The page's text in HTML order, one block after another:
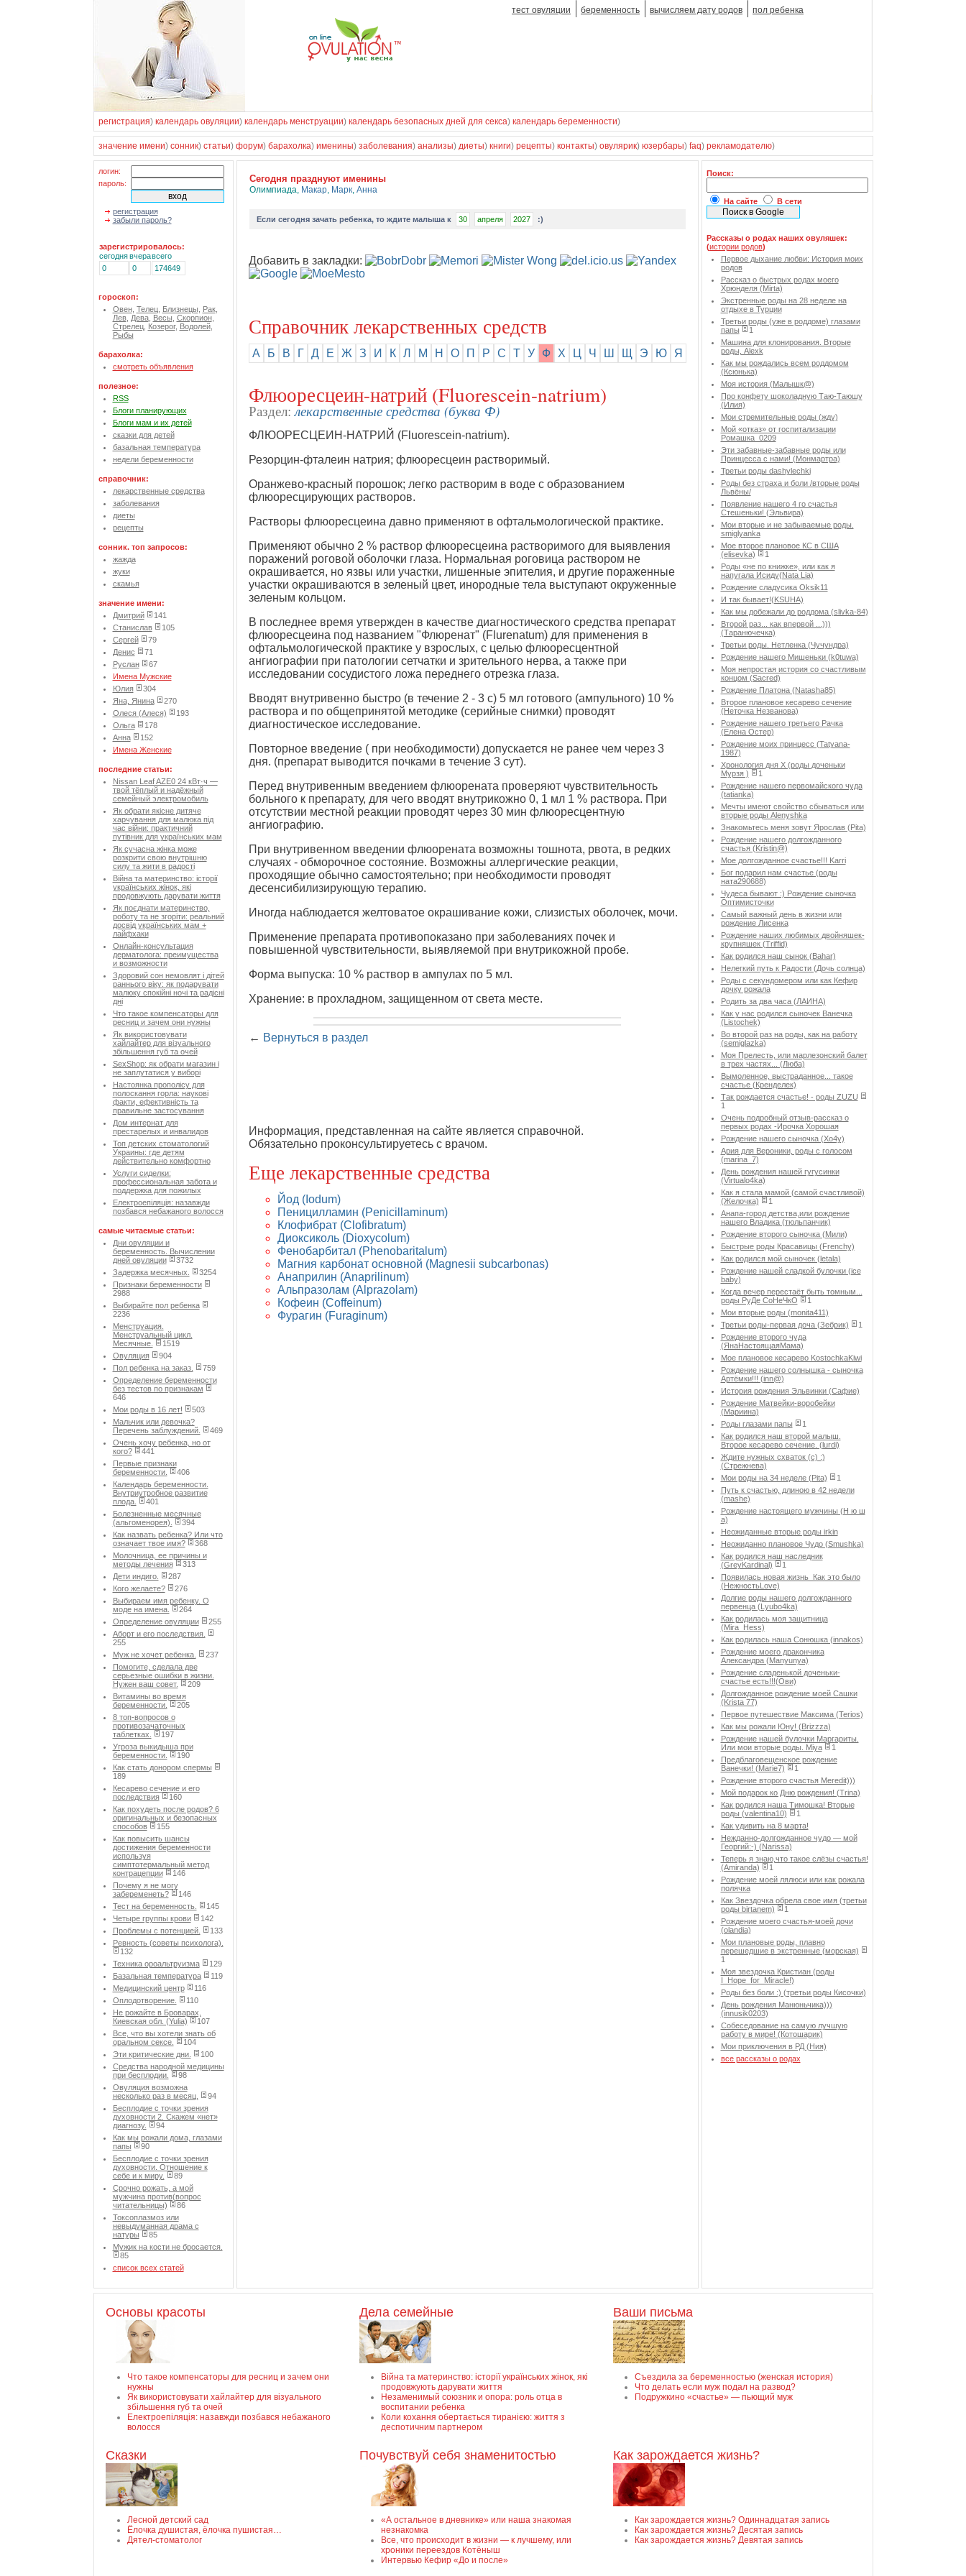
тест овуляции беременность вычисляем дату родов пол ребенка
регистрация) календарь овуляции) календарь менструации) календарь безопасных дней для секса) календарь беременности)
значение имени) сонник) статьи) форум) барахолка) именины) заболевания) анализы) диеты) книги) рецепты) контакты) овулярик) юзербары) faq) рекламодателю)
логин:
пароль:
регистрация
забыли пароль?
зарегистрировалось:
сегодня вчеравсего
0
0 174649
гороскоп:
Овен, Телец, Близнецы Рак,
Лев, Дева, Весы Скорпион,
Стрелец, Козерог, Водолей,
Рыбы
барахолка:
смотреть объявления
полезное:
RSS
Блоги планирующих
Блоги мам и их детей
сказки для детей
базальная температура
недели беременности
справочник:
лекарственные средства
заболевания
диеты
рецепты
сонник. топ запросов:
жажда
жуки
скамья
значение имени:
Дмитрий
141
Станислав
105
Сергей
79
Денис
71
Руслан
67
Имена Мужские
Юлия
304
Яна, Янина
270
Олеся (Алеся)
193
Ольга
178
Анна
152
Имена Женские
последние статьи:
Nissan Leaf AZE0 24 кВт·ч —
твой тёплый и надёжный
семейный электромобиль
Як обрати якісне дитяче
харчування для малюка під
час війни: практичний
путівник для українських мам
Як сучасна жінка може
розкрити свою внутрішню
силу та жити в радості
Війна та материнство: історії
українських жінок, які
продовжують дарувати життя
Як поєднати материнство,
роботу та не згоріти: реальний
досвід українських мам +
лайфхаки
Онлайн-консультация
дерматолога: преимущества
и возможности
Здоровий сон немовлят і дітей
раннього віку: як подарувати
малюку спокійні ночі та радісні
дні
Что такое компенсаторы для
ресниц и зачем они нужны
Як використовувати
хайлайтер для візуального
збільшення губ та очей
SexShop: як обрати магазин і
не заплутатися у виборі
Настоянка прополісу для
полоскання горла: наукові
факти, ефективність та
правильне застосування
Дом интернат для
престарелых и инвалидов
Топ детских стоматологий
Украины: где детям
действительно комфортно
Услуги сиделки:
профессиональная забота и
поддержка для пожилых
Електроепіляція: назавжди
позбався небажаного волосся
самые читаемые статьи:
Дни овуляции и
беременность. Вычислении
дней овуляции
3732
Задержка месячных.
3254
Признаки беременности
2988
Выбирайте пол ребенка
2236
Менструация.
Менструальный цикл.
Месячные.
1519
Овуляция
904
Пол ребенка на заказ.
759
Определение беременности
без тестов по признакам
646
Мои роды в 16 лет!
503
Мальчик или девочка?
Перечень заблуждений.
469
Очень хочу ребенка, но от
кого?
441
Первые признаки
беременности.
406
Календарь беременности.
Внутриутробное развитие
плода.
401
Болезненные месячные
(альгоменорея).
394
Как назвать ребенка? Или что
означает твое имя?
368
Молочница, ее причины и
методы лечения
313
Дети индиго.
287
Кого желаете?
276
Выбираем имя ребенку. О
моде на имена.
264
Определение овуляции
255
Аборт и его последствия.
255
Муж не хочет ребенка.
237
Помогите, сделала две
серьезные ошибки в жизни.
Нужен ваш совет.
209
Витамины во время
беременности.
205
8 топ-вопросов о
противозачаточных
таблетках.
197
Угроза выкидыша при
беременности.
190
Как стать донором спермы
189
Кесарево сечение и его
последствия
160
Как похудеть после родов? 6
оригинальных и безопасных
способов
155
Как повысить шансы
достижения беременности
используя
симптотермальный метод
контрацепции
146
Почему я не могу
забеременеть?
146
Тест на беременность.
145
Четыре группы крови
142
Проблемы с потенцией.
133
Ревность (советы психолога).
132
Техника ороальтруизма
129
Базальная температура
119
Медицинский центр
116
Оплодотворение.
110
Не рожайте в Броварах,
Киевская обл. (Yulia)
107
Все, что вы хотели знать об
оральном сексе.
104
Эти критические дни.
100
Средства народной медицины
при бесплодии.
98
Овуляция возможна
несколько раз в месяц.
94
Бесплодие с точки зрения
духовности 2. Скажем «нет»
диагнозу.
94
Как мы рожали дома, глазами
папы
90
Бесплодие с точки зрения
духовности. Отношение к
себе и к миру.
89
Срочно рожать, а мой
мужчина против(вопрос
читательницы)
86
Токсоплазмоз или
невыдуманная драма с
натуры
85
Мужик на кости не бросается.
85
список всех статей
Cегодня празднуют именины
Олимпиада, Макар, Марк, Анна
Если сегодня зачать ребенка, то ждите малыша к 30 апреля 2027 :)
Добавить в закладки:
Справочник лекарственных средств
А Б В Г Д Е Ж З И К Л М Н О П Р С Т У Ф Х Ц Ч Ш Щ Э Ю Я
Флюоресцеин-натрий (Fluorescein-natrium)
Раздел:лекарственные средства (буква Ф)
ФЛЮОРЕСЦЕИН-НАТРИЙ (Fluorescein-natrium).
Резорцин-фталеин натрия; флюоресцеин растворимый.
Оранжево-красный порошок; легко растворим в воде с образованием
флюоресцирующих растворов.
Растворы флюоресцеина давно применяют в офтальмологической практике.
Применяют обычно 2 % раствор флюоресцеина растворимого для выявления
поражений роговой оболочки глаза. Нормальная роговица раствором не
окрашивается, но язвы или участки, лишенные эпителия, и другие пораженные
участки окрашиваются в зеленый цвет, инородные тела выступают окруженные
зеленым кольцом.
В последнее время утвержден в качестве диагностического средства препарат
флюоресцеина под названием "Флюренат" (Flurenatum) для применения в
офтальмологической практике у взрослых, с целью флюоресцентной
ангиографии при патологии сетчатки и зрительного нерва, а также при
исследовании сосудистого ложа переднего отрезка глаза.
Вводят внутривенно быстро (в течение 2 - 3 с) 5 мл готового (ампульного) 10 %
раствора и по общепринятой методике (серийные снимки) проводят
диагностическое исследование.
Повторное введение ( при необходимости) допускается не ранее чем через 3
дня. (препарат выводится почками в течение 3 сут).
Перед внутривенным введением флюорената проверяют чувствительность
больного к препарату, для чего вводят внутрикожно 0, 1 мл 1 % раствора. При
отсутствии местной реакции проводят через 30 мин флюоресцентную
ангиографию.
При внутривенном введении флюорената возможны тошнота, рвота, в редких
случаях - обморочное состояние. Возможны аллергические реакции,
проходящие обычно самостоятельно; при необходимости проводят
десенсибилизирующую терапию.
Иногда наблюдается желтоватое окрашивание кожи, слизистых оболочек, мочи.
Применение препарата противопоказано при заболеваниях почек и
повышенной чувствительности, выявляемой при внутрикожной пробе.
Форма выпуска: 10 % раствор в ампулах по 5 мл.
Хранение: в прохладном, защищенном от света месте.
← Вернуться в раздел
Информация, представленная на сайте является справочной.
Обязательно проконсультируетесь с врачом.
Еще лекарственные средства
Йод (Iodum)
Пеницилламин (Penicillaminum)
Клофибрат (Clofibratum)
Диоксиколь (Dioxycolum)
Фенобарбитал (Phenobaritalum)
Магния карбонат основной (Magnesii subcarbonas)
Анаприлин (Anaprilinum)
Альпразолам (Alprazolam)
Кофеин (Coffeinum)
Фурагин (Furaginum)
Поиск:
На сайте В сети
Рассказы о родах наших овуляшек:
(истории родов)
Первое дыхание любви: История моих
родов
Рассказ о быстрых родах моего
Хрюнделя (Mirta)
Экстренные роды на 28 неделе на
отдыхе в Турции
Третьи роды (уже в роддоме) глазами
папы
1
Машина для клонирования. Вторые
роды, Alexk
Как мы рождались всем роддомом
(Ксюнька)
Моя история (Малышк@)
Про конфету шоколадную Таю-Таюшу
(Илия)
Мои стремительные роды (жду)
Мой «отказ» от госпитализации
Ромашка_0209
Эти забавные-забавные роды или
Принцесса с нами! (Монмартра)
Третьи роды dashylechki
Роды без страха и боли /вторые роды
Львёны/
Появление нашего 4 го счастья
Стешеньки! (Эльвира)
Мои вторые и не забываемые роды.
smiglyanka
Мое второе плановое КС в США
(elisevka)
1
Роды «не по книжке», или как я
напугала Исиду(Nata Lia)
Рождение сладусика Oksik11
И так бывает!(KSUHA)
Как мы добежали до роддома (slivka-84)
Второй раз... как впервой ...)))
(Таранючечка)
Третьи роды. Нетленка (Чучундра)
Рождение нашего Мишеньки (k0tuwa)
Моя непростая история со счастливым
концом (Sacred)
Рождение Платона (Natasha85)
Второе плановое кесарево сечение
(Неточка Незванова)
Рождение нашего третьего Рачка
(Елена Остер)
Рождение моих принцесс (Tatyana-
1987)
Хронология дня Х (роды доченьки
Мурзя )
1
Рождение нашего первомайского чуда
(tatianka)
Мечты имеют свойство сбываться или
вторые роды Аlenyshka
Знакомьтесь меня зовут Ярослав (Pita)
Рождение нашего долгожданного
счастья (Kristin@)
Мое долгожданное счастье!!! Karri
Бог подарил нам счастье (роды
ната290688)
Чудеса бывают :) Рождение сыночка
Оптимисточки
Cамый важный день в жизни или
рождение Лисенка
Рождение наших любимых двойняшек-
крупняшек (Triffid)
Как родился наш сынок (Bahar)
Нелегкий путь к Радости (Дочь солнца)
Роды с секундомером или как Кефир
дочку рожала
Родить за два часа (ЛАИНА)
Как у нас родился сыночек Ванечка
(Listochek)
Во второй раз на роды, как на работу
(semiglazka)
Моя Прелесть, или марлезонский балет
в трех частях... (Люба)
Вымоленное, выстраданное... такое
счастье (Кренделек)
Так рождается счастье! - роды ZUZU
1
Очень подробный отзыв-рассказ о
первых родах -Ирочка Хорошая
Рождение нашего сыночка (Хо4у)
Ария для Вероники, роды с голосом
(marina_7)
День рождения нашей гугусинки
(Virtualo4ka)
Как я стала мамой (самой счастливой)
(Желочка)
1
Анапа-город детства,или рождение
нашего Владика (тюльпанчик)
Рождение второго сыночка (Мили)
Быстрые роды Красавицы (Frenchy)
Как родился мой сыночек (letala)
Рождение нашей сладкой булочки (ice
baby)
Когда вечер перестаёт быть томным...
роды РуДе СоНеЧкО
1
Мои вторые роды (monita411)
Третьи роды-первая доча (Зебрик)
1
Рождение второго чуда
(ЯнаНастоящаяМама)
Мое плановое кесарево KostochkaKiwi
Рождение нашего солнышка - сыночка
Артёмки!!! (inn@)
История рождения Эльвинки (Сафие)
Рождение Матвейки-воробейки
(Мариина)
Роды глазами папы
1
Как родился наш второй малыш.
Второе кесарево сечение. (lurdi)
Ждите нужных схваток (с) :)
(Стрежнева)
Мои роды на 34 неделе (Pita)
1
Путь к счастью, длиною в 42 недели
(mashe)
Рождение настоящего мужчины (Н ю ш
а)
Неожиданные вторые роды irkin
Неожиданно плановое Чудо (Smushka)
Как родился наш наследник
(GreyKardinal)
1
Появилась новая жизнь_Как это было
(НежностьLove)
Долгие роды нашего долгожданного
первенца (Lyubo4ka)
Как родилась моя защитница
(Mira_Hess)
Как родилась наша Сонюшка (innakos)
Рождение моего дракончика
Александра (Manyunya)
Рождение сладенькой доченьки-
счастье есть!!!(Ови)
Долгожданное рождение моей Сашки
(Krista 77)
Первое путешествие Максима (Terios)
Как мы рожали Юну! (Brizzza)
Рождение нашей булочки Маргариты.
Или мои вторые роды. Miya
1
Предблаговещенское рождение
Ванечки! (Marie7)
1
Рождение второго счастья Meredit)))
Мой подарок ко Дню рождения! (Trina)
Как родился наша Тимошка! Вторые
роды (valentina10)
1
Как удивить на 8 марта!
Нежданно-долгожданное чудо — мой
Георгий:-) (Narissa)
Теперь я знаю,что такое слёзы счастья!
(Amiranda)
1
Рождение моей лялюси или как рожала
полячка
Как Звездочка обрела свое имя (третьи
роды birtanem)
1
Рождение моего счастья-моей дочи
(olandia)
Мои плановые роды, плавно
перешедшие в экстренные (морская)
1
Моя звездочка Кристиан (роды
I_Hope_for_Miracle!)
Роды без боли :) (третьи роды Кисочки)
День рождения Манюньчика)))
(innusik0203)
Собеседование на самую лучшую
работу в мире! (Котошарик)
Мои приключения в РД (Ния)
все рассказы о родах
Основы красоты
Что такое компенсаторы для ресниц и зачем они
нужны
Як використовувати хайлайтер для візуального
збільшення губ та очей
Електроепіляція: назавжди позбався небажаного
волосся
Дела семейные
Війна та материнство: історії українських жінок, які
продовжують дарувати життя
Незаменимый союзник и опора: роль отца в
воспитании ребенка
Коли кохання обертається тиранією: життя з
деспотичним партнером
Ваши письма
Съездила за беременностью (женская история)
Что делать если муж подал на развод?
Подружкино «счастье» — пьющий муж
Сказки
Лесной детский сад
Ёлочка душистая, ёлочка пушистая…
Дятел-стоматолог
Почувствуй себя знаменитостью
«А остальное в дневнике» или наша знакомая
незнакомка
Все, что происходит в жизни — к лучшему, или
хроники переездов Котёныш
Интервью Кефир «До и после»
Как зарождается жизнь?
Как зарождается жизнь? Одиннадцатая запись
Как зарождается жизнь? Десятая запись
Как зарождается жизнь? Девятая запись